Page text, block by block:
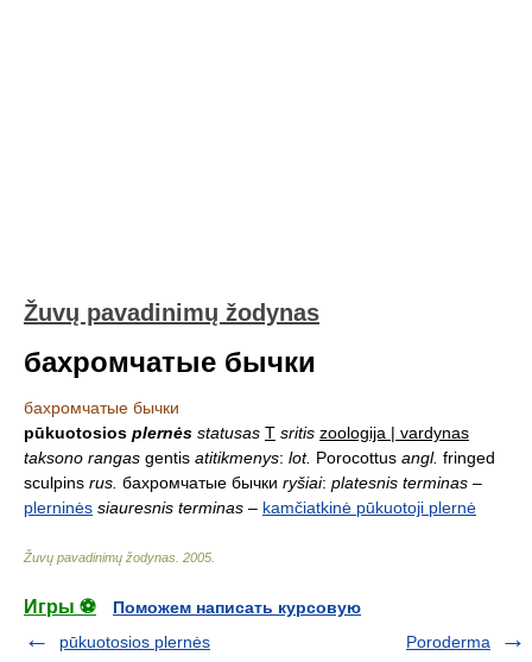
Žuvų pavadinimų žodynas
бахромчатые бычки
бахромчатые бычки
pūkuotosios plernės statusas T sritis zoologija | vardynas
taksono rangas gentis atitikmenys: lot. Porocottus angl. fringed
sculpins rus. бахромчатые бычки ryšiai: platesnis terminas –
plerninės siauresnis terminas – kamčiatkinė pūkuotoji plernė
Žuvų pavadinimų žodynas 2005
Игры ⚽
Поможем написать курсовую
pūkuotosios plernės
Poroderma